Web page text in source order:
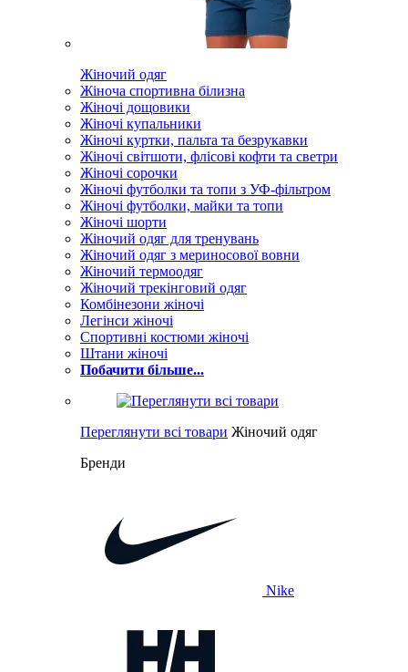
Жіночий одяг
Жіноча спортивна білизна
Жіночі дощовики
Жіночі купальники
Жіночі куртки, пальта та безрукавки
Жіночі світшоти, флісові кофти та светри
Жіночі сорочки
Жіночі футболки та топи з УФ-фільтром
Жіночі футболки, майки та топи
Жіночі шорти
Жіночий одяг для тренувань
Жіночий одяг з мериносової вовни
Жіночий термоодяг
Жіночий трекінговий одяг
Комбінезони жіночі
Легінси жіночі
Спортивні костюми жіночі
Штани жіночі
Побачити більше...
Переглянути всі товари Жіночий одяг
Бренди
Nike